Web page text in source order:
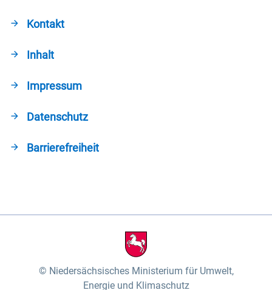
Kontakt
Inhalt
Impressum
Datenschutz
Barrierefreiheit
Niedersächsisches Ministerium für Umwelt,
Energie und Klimaschutz